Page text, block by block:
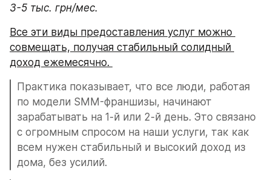
3-5 тыс. грн/мес.
Все эти виды предоставления услуг можно
совмещать, получая стабильный солидный
доход ежемесячно.
Практика показывает, что все люди, работая
по модели SMM-франшизы, начинают
зарабатывать на 1-й или 2-й день. Это связано
с огромным спросом на наши услуги, так как
всем нужен стабильный и высокий доход из
дома, без усилий.